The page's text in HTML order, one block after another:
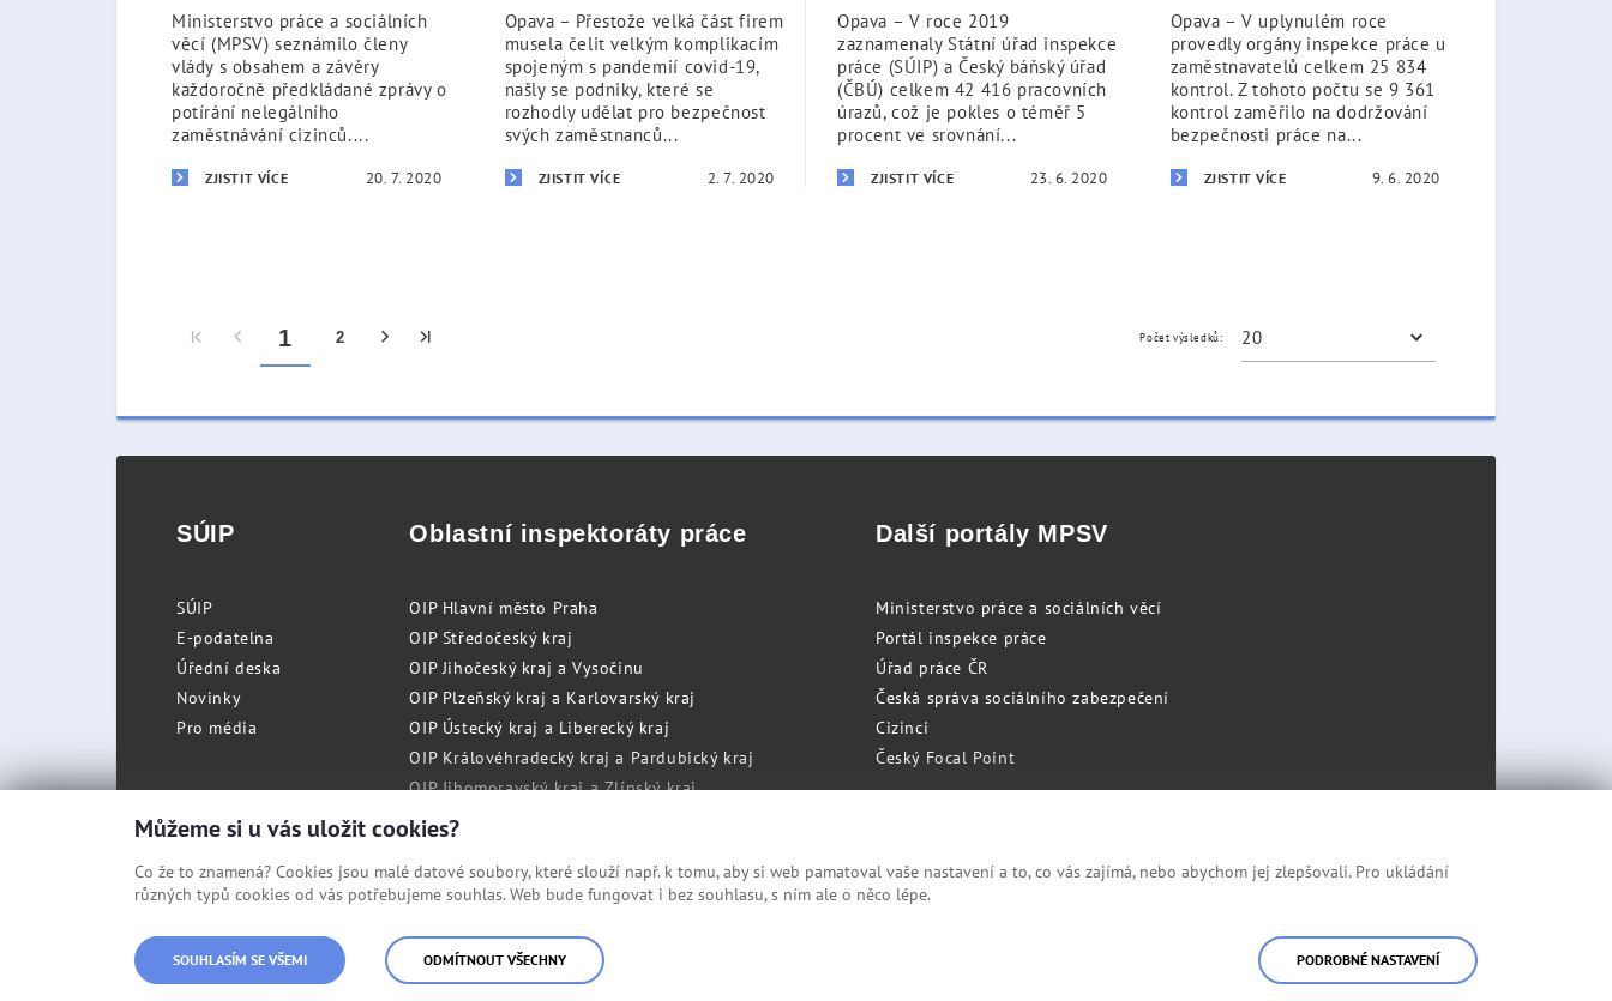
Ministerstvo práce a sociálních
věcí (MPSV) seznámilo členy
vlády s obsahem a závěry
každoročně předkládané zprávy o
potírání nelegálního
zaměstnávání cizinců....
ZJISTIT VÍCE 20. 7. 2020
Opava – Přestože velká část firem
musela čelit velkým komplikacím
spojeným s pandemií covid-19,
našly se podniky, které se
rozhodly udělat pro bezpečnost
svých zaměstnanců...
ZJISTIT VÍCE 2. 7. 2020
Opava – V roce 2019
zaznamenaly Státní úřad inspekce
práce (SÚIP) a Český báňský úřad
(ČBÚ) celkem 42 416 pracovních
úrazů, což je pokles o téměř 5
procent ve srovnání...
ZJISTIT VÍCE 23. 6. 2020
Opava – V uplynulém roce
provedly orgány inspekce práce u
zaměstnavatelů celkem 25 834
kontrol. Z tohoto počtu se 9 361
kontrol zaměřilo na dodržování
bezpečnosti práce na...
ZJISTIT VÍCE 9. 6. 2020
1 2 Počet výsledků:
SÚIP
SÚIP
E-podatelna
Úřední deska
Novinky
Pro média
Oblastní inspektoráty práce
OIP Hlavní město Praha
OIP Středočeský kraj
OIP Jihočeský kraj a Vysočinu
OIP Plzeňský kraj a Karlovarský kraj
OIP Ústecký kraj a Liberecký kraj
OIP Královéhradecký kraj a Pardubický kraj
OIP Jihomoravský kraj a Zlínský kraj
OIP Moravskoslezský kraj a Olomoucký kraj
Další portály MPSV
Ministerstvo práce a sociálních věcí
Portál inspekce práce
Úřad práce ČR
Česká správa sociálního zabezpečení
Cizinci
Český Focal Point
© Státní úřad inspekce práce
Můžeme si u vás uložit cookies?
Co že to znamená? Cookies jsou malé datové soubory, které slouží např. k tomu, aby si web pamatoval vaše nastavení a to, co vás zajímá, nebo abychom jej zlepšovali. Pro ukládání
různých typů cookies od vás potřebujeme souhlas. Web bude fungovat i bez souhlasu, s ním ale o něco lépe.
SOUHLASÍM SE VŠEMI ODMÍTNOUT VŠECHNY PODROBNÉ NASTAVENÍ